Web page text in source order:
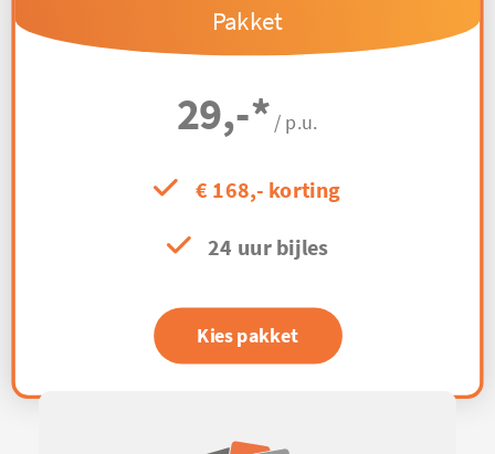
Pakket
29,-* / p.u.
€ 168,- korting
24 uur bijles
Kies pakket